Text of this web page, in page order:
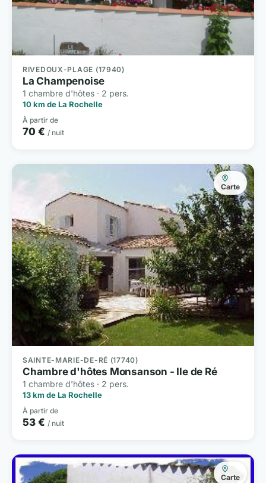
RIVEDOUX-PLAGE (17940)
La Champenoise
1 chambre d'hôtes · 2 pers.
10 km de La Rochelle
À partir de
70 € / nuit
Carte
SAINTE-MARIE-DE-RÉ (17740)
Chambre d'hôtes Monsanson - Ile de Ré
1 chambre d'hôtes · 2 pers.
13 km de La Rochelle
À partir de
53 € / nuit
Carte